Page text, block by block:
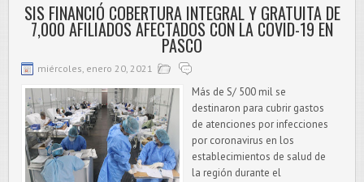
SIS FINANCIÓ COBERTURA INTEGRAL Y GRATUITA DE
7,000 AFILIADOS AFECTADOS CON LA COVID-19 EN
PASCO
miércoles, enero 20, 2021
Más de S/ 500 mil se
destinaron para cubrir gastos
de atenciones por infecciones
por coronavirus en los
establecimientos de salud de
la región durante el